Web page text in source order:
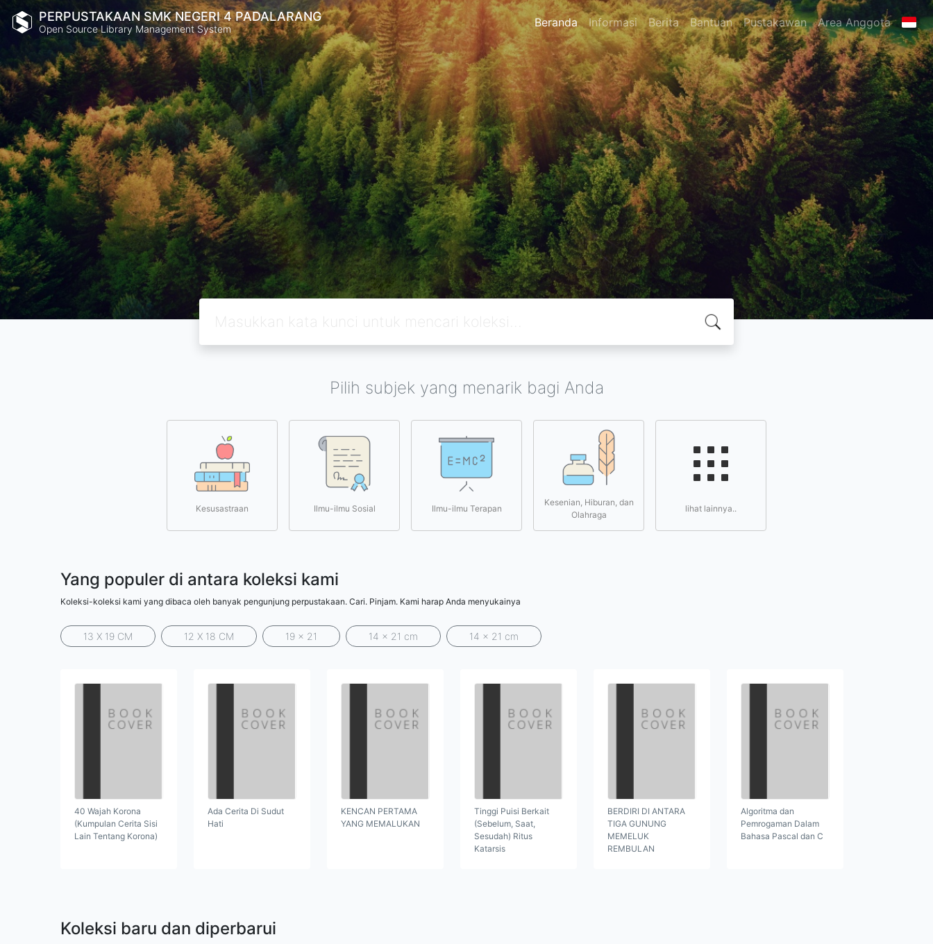
PERPUSTAKAAN SMK NEGERI 4 PADALARANG
Open Source Library Management System Beranda Informasi Berita Bantuan Pustakawan Area Anggota
Pilih subjek yang menarik bagi Anda
Kesusastraan Ilmu-ilmu Sosial Ilmu-ilmu Terapan
Kesenian, Hiburan, dan
Olahraga
lihat lainnya..
Yang populer di antara koleksi kami
Koleksi-koleksi kami yang dibaca oleh banyak pengunjung perpustakaan. Cari. Pinjam. Kami harap Anda menyukainya
13 X 19 CM 12 X 18 CM 19 x 21 14 x 21 cm 14 x 21 cm
40 Wajah Korona
(Kumpulan Cerita Sisi
Lain Tentang Korona)
Ada Cerita Di Sudut
Hati
KENCAN PERTAMA
YANG MEMALUKAN
Tinggi Puisi Berkait
(Sebelum, Saat,
Sesudah) Ritus
Katarsis
BERDIRI DI ANTARA
TIGA GUNUNG
MEMELUK
REMBULAN
Algoritma dan
Pemrogaman Dalam
Bahasa Pascal dan C
Koleksi baru dan diperbarui